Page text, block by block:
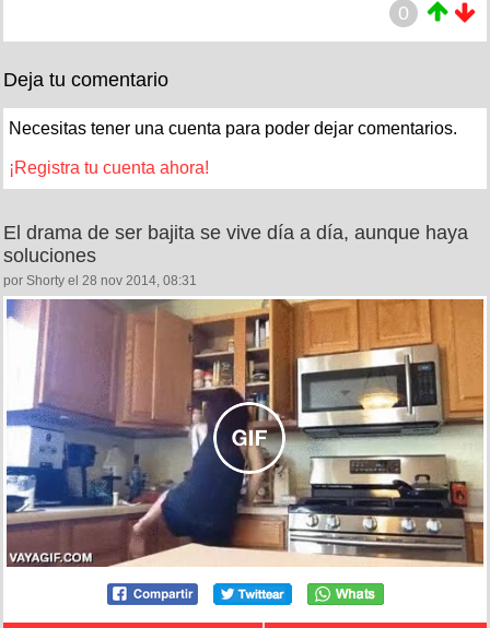
0
Deja tu comentario
Necesitas tener una cuenta para poder dejar comentarios.
¡Registra tu cuenta ahora!
El drama de ser bajita se vive día a día, aunque haya
soluciones
por Shorty el 28 nov 2014, 08:31